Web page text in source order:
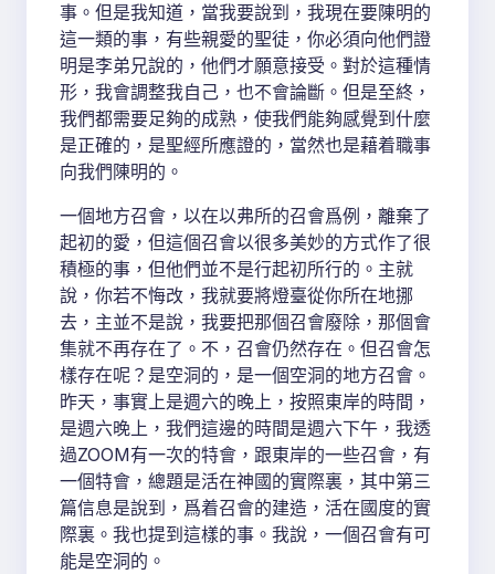
事。但是我知道，當我要說到，我現在要陳明的
這一類的事，有些親愛的聖徒，你必須向他們證
明是李弟兄說的，他們才願意接受。對於這種情
形，我會調整我自己，也不會論斷。但是至終，
我們都需要足夠的成熟，使我們能夠感覺到什麼
是正確的，是聖經所應證的，當然也是藉着職事
向我們陳明的。
一個地方召會，以在以弗所的召會爲例，離棄了
起初的愛，但這個召會以很多美妙的方式作了很
積極的事，但他們並不是行起初所行的。主就
說，你若不悔改，我就要將燈臺從你所在地挪
去，主並不是說，我要把那個召會廢除，那個會
集就不再存在了。不，召會仍然存在。但召會怎
樣存在呢？是空洞的，是一個空洞的地方召會。
昨天，事實上是週六的晚上，按照東岸的時間，
是週六晚上，我們這邊的時間是週六下午，我透
過ZOOM有一次的特會，跟東岸的一些召會，有
一個特會，總題是活在神國的實際裏，其中第三
篇信息是說到，爲着召會的建造，活在國度的實
際裏。我也提到這樣的事。我說，一個召會有可
能是空洞的。